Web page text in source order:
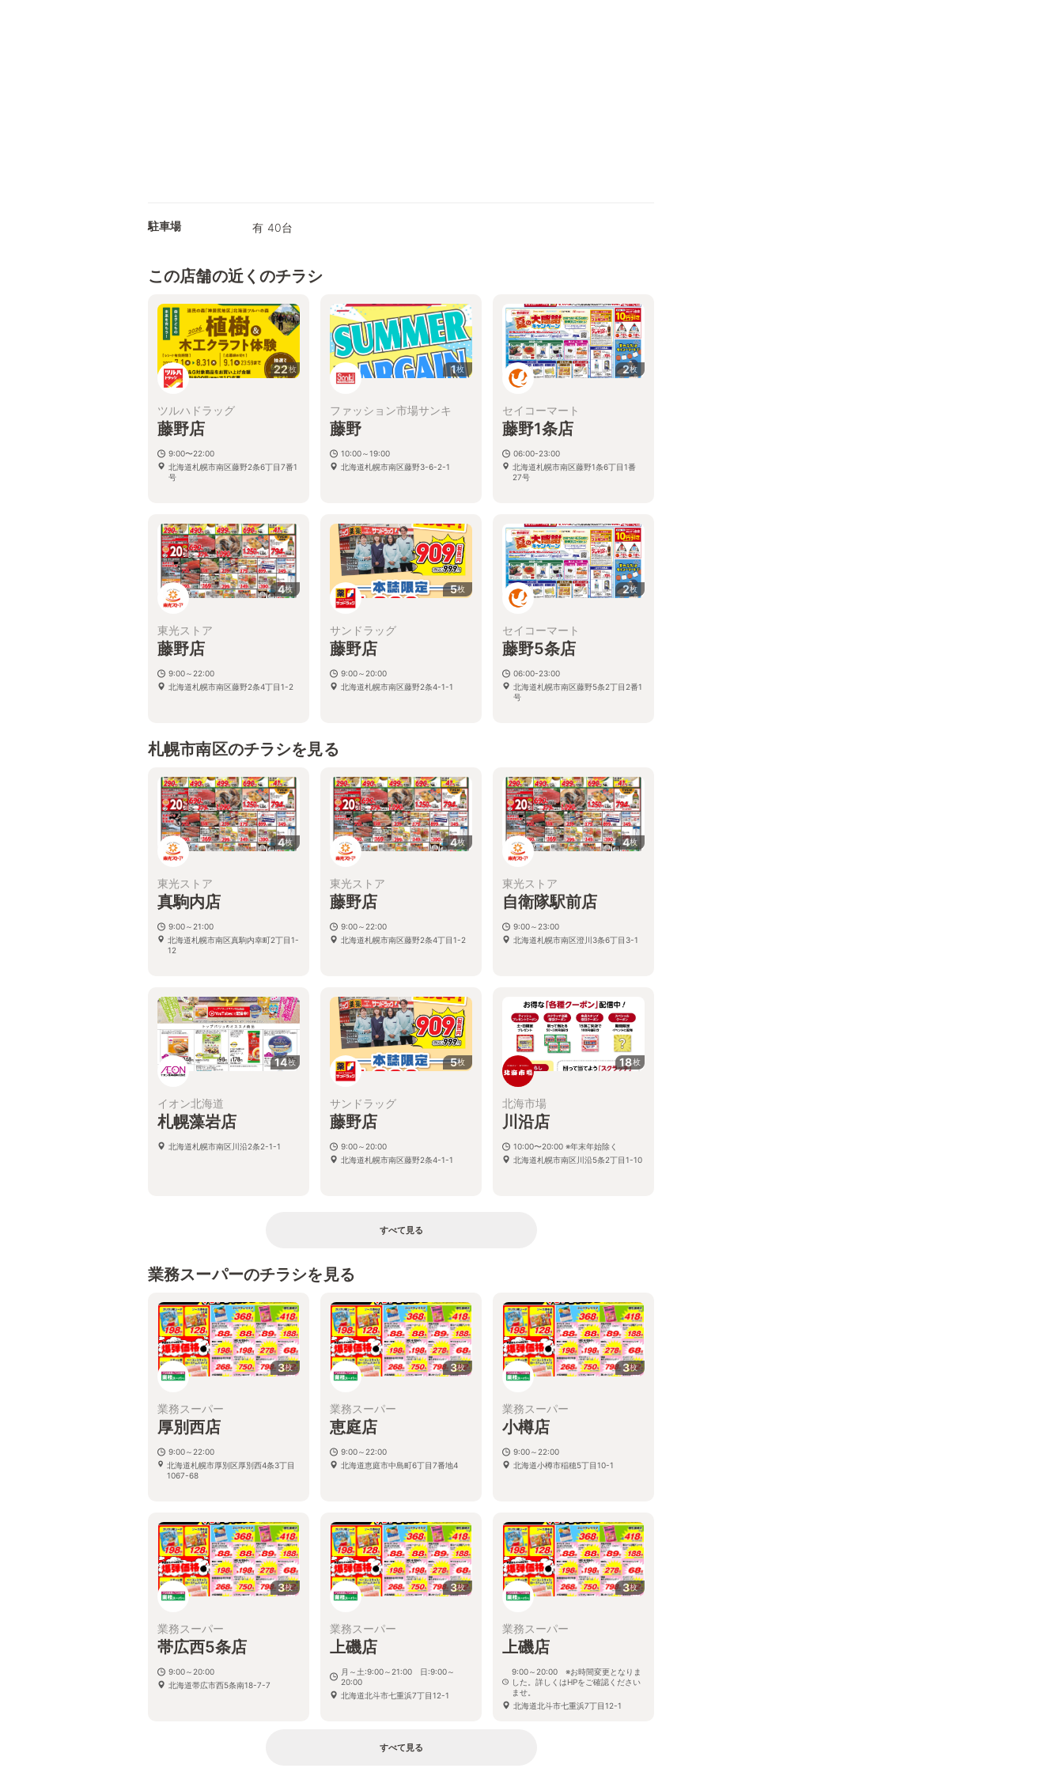
駐車場 有 40台
この店舗の近くのチラシ
22枚
ツルハドラッグ
藤野店
9:00〜22:00
北海道札幌市南区藤野2条6丁目7番1
号
1枚
ファッション市場サンキ
藤野
10:00～19:00
北海道札幌市南区藤野3-6-2-1
2枚
セイコーマート
藤野1条店
06:00-23:00
北海道札幌市南区藤野1条6丁目1番
27号
4枚
東光ストア
藤野店
9:00～22:00
北海道札幌市南区藤野2条4丁目1-2
5枚
サンドラッグ
藤野店
9:00～20:00
北海道札幌市南区藤野2条4-1-1
2枚
セイコーマート
藤野5条店
06:00-23:00
北海道札幌市南区藤野5条2丁目2番1
号
札幌市南区のチラシを見る
4枚
東光ストア
真駒内店
9:00～21:00
北海道札幌市南区真駒内幸町2丁目1-
12
4枚
東光ストア
藤野店
9:00～22:00
北海道札幌市南区藤野2条4丁目1-2
4枚
東光ストア
自衛隊駅前店
9:00～23:00
北海道札幌市南区澄川3条6丁目3-1
14枚
イオン北海道
札幌藻岩店
北海道札幌市南区川沿2条2-1-1
5枚
サンドラッグ
藤野店
9:00～20:00
北海道札幌市南区藤野2条4-1-1
18枚
北海市場
川沿店
10:00〜20:00 ※年末年始除く
北海道札幌市南区川沿5条2丁目1-10
すべて見る
業務スーパーのチラシを見る
3枚
業務スーパー
厚別西店
9:00～22:00
北海道札幌市厚別区厚別西4条3丁目
1067-68
3枚
業務スーパー
恵庭店
9:00～22:00
北海道恵庭市中島町6丁目7番地4
3枚
業務スーパー
小樽店
9:00～22:00
北海道小樽市稲穂5丁目10-1
3枚
業務スーパー
帯広西5条店
9:00～20:00
北海道帯広市西5条南18-7-7
3枚
業務スーパー
上磯店
月～土:9:00～21:00 日:9:00～
20:00
北海道北斗市七重浜7丁目12-1
3枚
業務スーパー
上磯店
9:00～20:00 ※お時間変更となりま
した。詳しくはHPをご確認ください
ませ。
北海道北斗市七重浜7丁目12-1
すべて見る